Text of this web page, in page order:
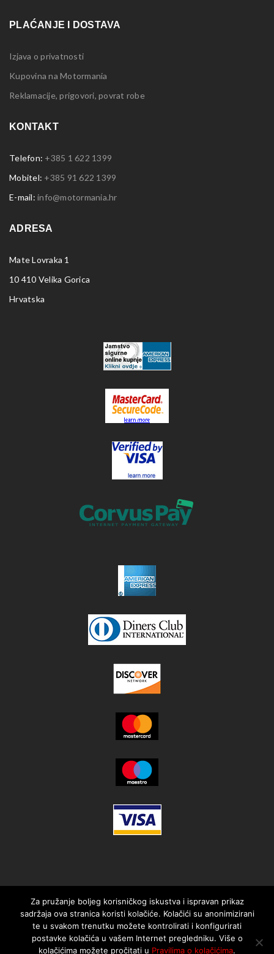
PLAĆANJE I DOSTAVA
Izjava o privatnosti
Kupovina na Motormania
Reklamacije, prigovori, povrat robe
KONTAKT
Telefon: +385 1 622 1399
Mobitel: +385 91 622 1399
E-mail: info@motormania.hr
ADRESA
Mate Lovraka 1
10 410 Velika Gorica
Hrvatska
Za pružanje boljeg korisničkog iskustva i ispravan prikaz
sadržaja ova stranica koristi kolačiće. Kolačići su anonimizirani
te u svakom trenutku možete kontrolirati i konfigurirati
postavke kolačića u vašem Internet pregledniku. Više o
kolačićima možete pročitati u Pravilima o kolačićima.